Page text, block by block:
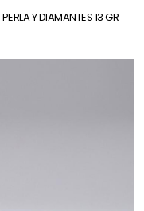
Y DIAMANTES 13 GR